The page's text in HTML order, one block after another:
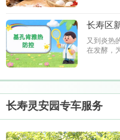
长寿区
又到炎热
在发酵，
长寿灵安园专车服务